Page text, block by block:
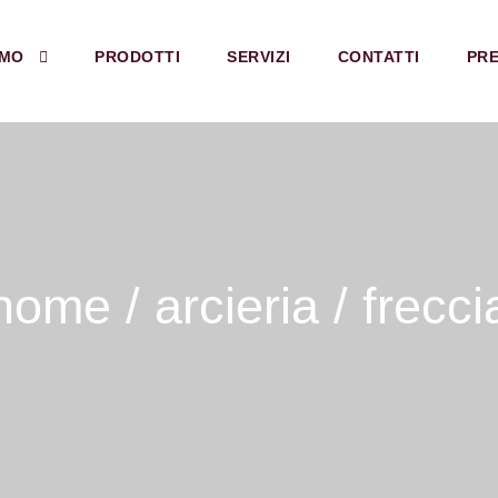
PRODOTTI SERVIZI CONTATTI
/ arcieria /